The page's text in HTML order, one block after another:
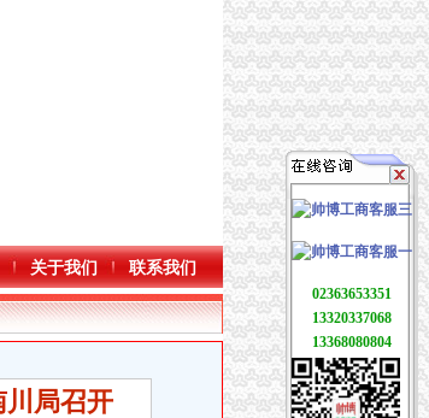
关于我们 联系我们
川局召开
02363653351
13320337068
13368080804